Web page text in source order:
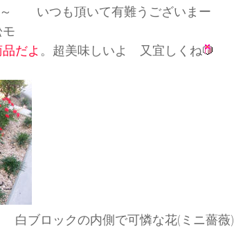
～ いつも頂いて有難うございまー
だよ 。超美味しいよ 又宜しくね
ブロックの内側で可憐な花(ミニ薔薇)